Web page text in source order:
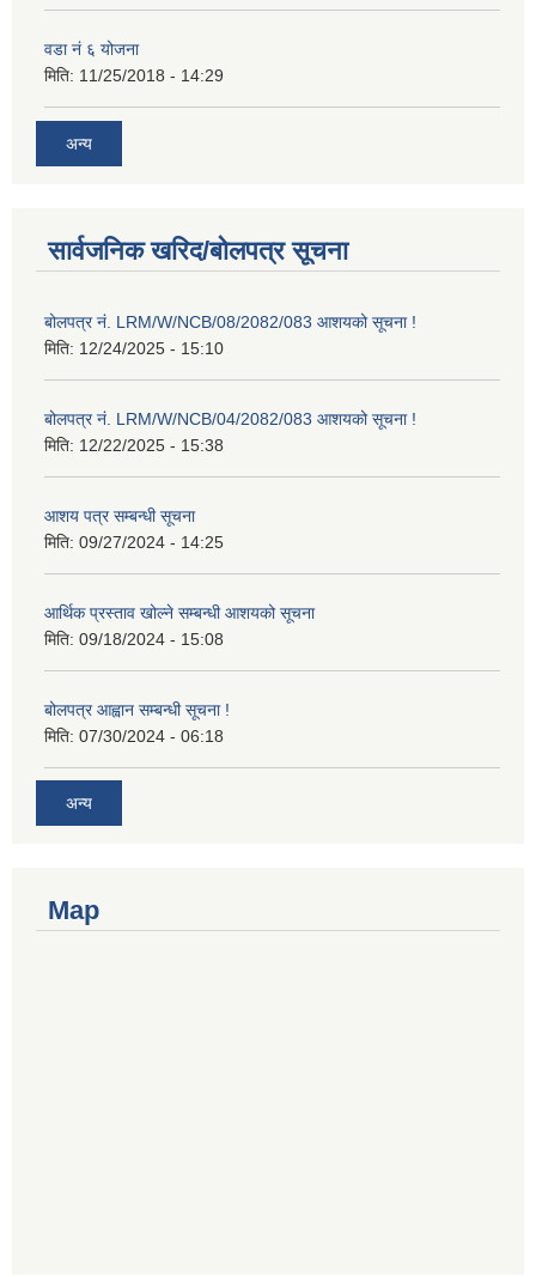
वडा नं ६ योजना
मिति: 11/25/2018 - 14:29
अन्य
सार्वजनिक खरिद/बोलपत्र सूचना
बोलपत्र नं. LRM/W/NCB/08/2082/083 आशयको सूचना !
मिति: 12/24/2025 - 15:10
बोलपत्र नं. LRM/W/NCB/04/2082/083 आशयको सूचना !
मिति: 12/22/2025 - 15:38
आशय पत्र सम्बन्धी सूचना
मिति: 09/27/2024 - 14:25
आर्थिक प्रस्ताव खोल्ने सम्बन्धी आशयको सूचना
मिति: 09/18/2024 - 15:08
बोलपत्र आह्वान सम्बन्धी सूचना !
मिति: 07/30/2024 - 06:18
अन्य
Map